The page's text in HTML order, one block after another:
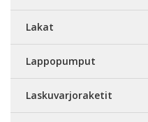
Lakat
Lappopumput
Laskuvarjoraketit